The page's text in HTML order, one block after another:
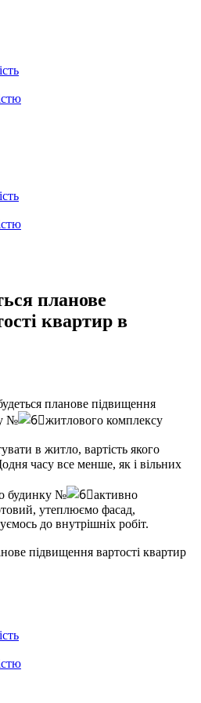
планове
квартир в
планове підвищення
№
житлового комплексу
в житло, вартість якого
часу все менше, як і вільних
будинку №
активно
утеплюємо фасад,
до внутрішніх робіт.